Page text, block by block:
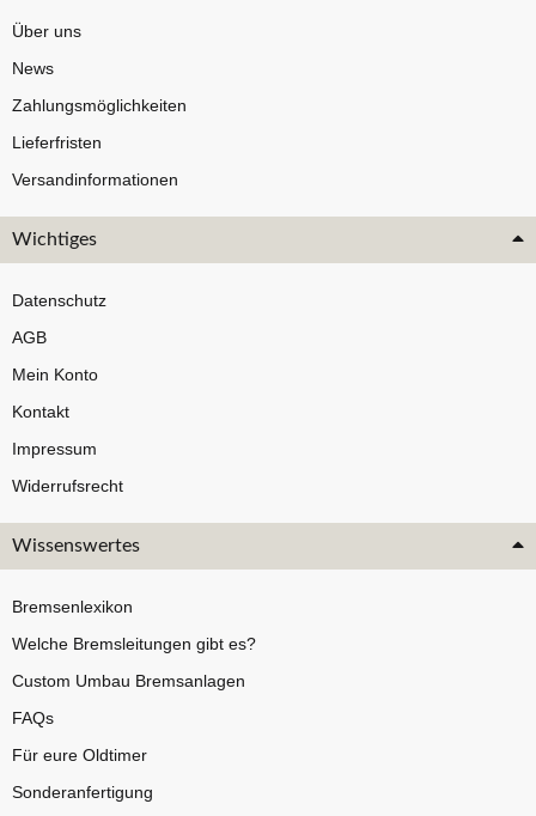
Über uns
News
Zahlungsmöglichkeiten
Lieferfristen
Versandinformationen
Wichtiges
Datenschutz
AGB
Mein Konto
Kontakt
Impressum
Widerrufsrecht
Wissenswertes
Bremsenlexikon
Welche Bremsleitungen gibt es?
Custom Umbau Bremsanlagen
FAQs
Für eure Oldtimer
Sonderanfertigung